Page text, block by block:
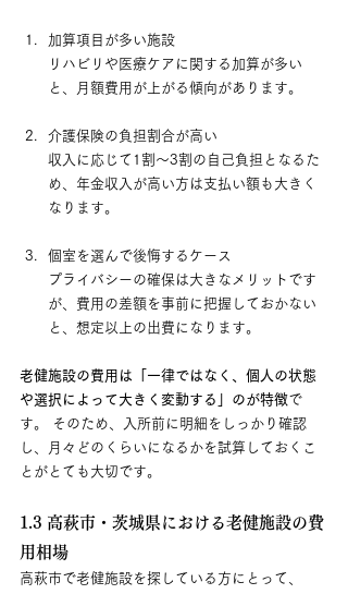
加算項目が多い施設
リハビリや医療ケアに関する加算が多い
と、月額費用が上がる傾向があります。
介護保険の負担割合が高い
収入に応じて1割〜3割の自己負担となるた
め、年金収入が高い方は支払い額も大きく
なります。
個室を選んで後悔するケース
プライバシーの確保は大きなメリットです
が、費用の差額を事前に把握しておかない
と、想定以上の出費になります。
老健施設の費用は「一律ではなく、個人の状態
や選択によって大きく変動する」のが特徴で
す。 そのため、入所前に明細をしっかり確認
し、月々どのくらいになるかを試算しておくこ
とがとても大切です。
1.3 高萩市・茨城県における老健施設の費
用相場
高萩市で老健施設を探している方にとって、